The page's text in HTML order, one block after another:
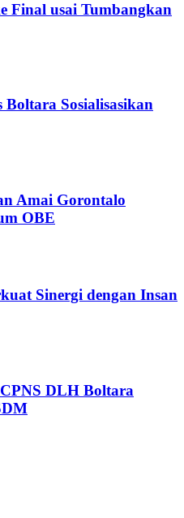
Final usai Tumbangkan
Boltara Sosialisasikan
Amai Gorontalo
OBE
Sinergi dengan Insan
DLH Boltara